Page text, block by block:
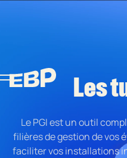
Les
Le PGI est un outil
filières de gestion de vos
faciliter vos installations